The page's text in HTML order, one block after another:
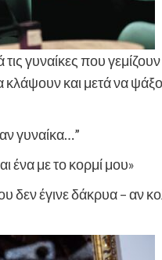
γυναίκες που
και μετά να
γυναίκα…”
ένα με το κορμί μου»
δεν έγινε δάκρυα – αν